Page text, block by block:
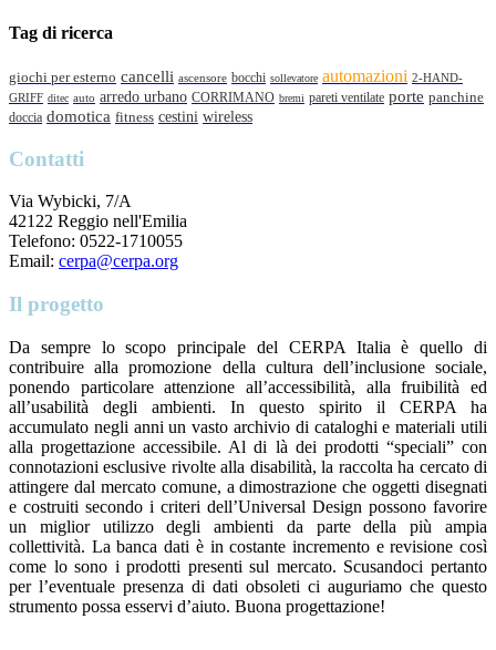
Tag di ricerca
giochi per esterno cancelli ascensore bocchi sollevatore automazioni 2-HAND-
GRIFF ditec auto arredo urbano CORRIMANO bremi pareti ventilate porte panchine
doccia domotica fitness cestini wireless
Contatti
Via Wybicki, 7/A
42122 Reggio nell'Emilia
Telefono: 0522-1710055
Email: cerpa@cerpa.org
Il progetto
Da sempre lo scopo principale del CERPA Italia è quello di
contribuire alla promozione della cultura dell’inclusione sociale,
ponendo particolare attenzione all’accessibilità, alla fruibilità ed
all’usabilità degli ambienti. In questo spirito il CERPA ha
accumulato negli anni un vasto archivio di cataloghi e materiali utili
alla progettazione accessibile. Al di là dei prodotti “speciali” con
connotazioni esclusive rivolte alla disabilità, la raccolta ha cercato di
attingere dal mercato comune, a dimostrazione che oggetti disegnati
e costruiti secondo i criteri dell’Universal Design possono favorire
un miglior utilizzo degli ambienti da parte della più ampia
collettività. La banca dati è in costante incremento e revisione così
come lo sono i prodotti presenti sul mercato. Scusandoci pertanto
per l’eventuale presenza di dati obsoleti ci auguriamo che questo
strumento possa esservi d’aiuto. Buona progettazione!